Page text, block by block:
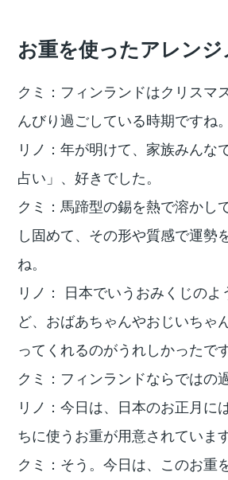
お重を使ったアレンジ
クミ：フィンランドはクリスマ
んびり過ごしている時期ですね。
リノ：年が明けて、家族みんな
占い」、好きでした。
クミ：馬蹄型の錫を熱で溶かし
し固めて、その形や質感で運勢
ね。
リノ： 日本でいうおみくじのよ
ど、おばあちゃんやおじいちゃ
ってくれるのがうれしかったです
クミ：フィンランドならではの
リノ：今日は、日本のお正月に
ちに使うお重が用意されていま
クミ：そう。今日は、このお重